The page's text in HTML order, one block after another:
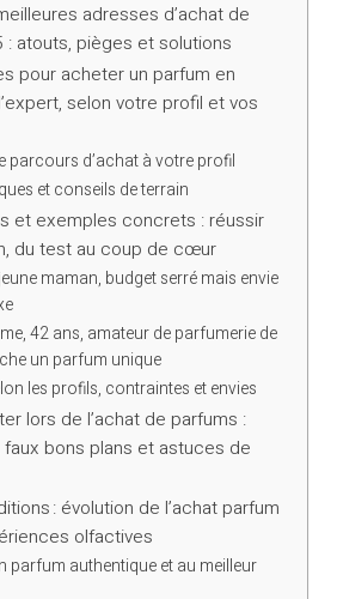
adresses d’achat de
: atouts, pièges et solutions
pour acheter un parfum en
selon votre profil et vos
parcours d’achat à votre profil
et conseils de terrain
et exemples concrets : réussir
du test au coup de cœur
maman, budget serré mais envie
42 ans, amateur de parfumerie de
un parfum unique
les profils, contraintes et envies
lors de l’achat de parfums :
bons plans et astuces de
: évolution de l’achat parfum
olfactives
parfum authentique et au meilleur